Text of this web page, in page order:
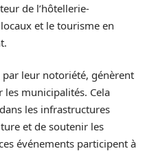
de l’hôtellerie-
et le tourisme en
leur notoriété, génèrent
municipalités. Cela
les infrastructures
et de soutenir les
événements participent à